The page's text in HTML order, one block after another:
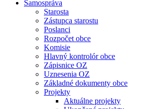
Samospráva
Starosta
Zástupca starostu
Poslanci
Rozpočet obce
Komisie
Hlavný kontrolór obce
Zápisnice OZ
Uznesenia OZ
Základné dokumenty obce
Projekty
Aktuálne projekty